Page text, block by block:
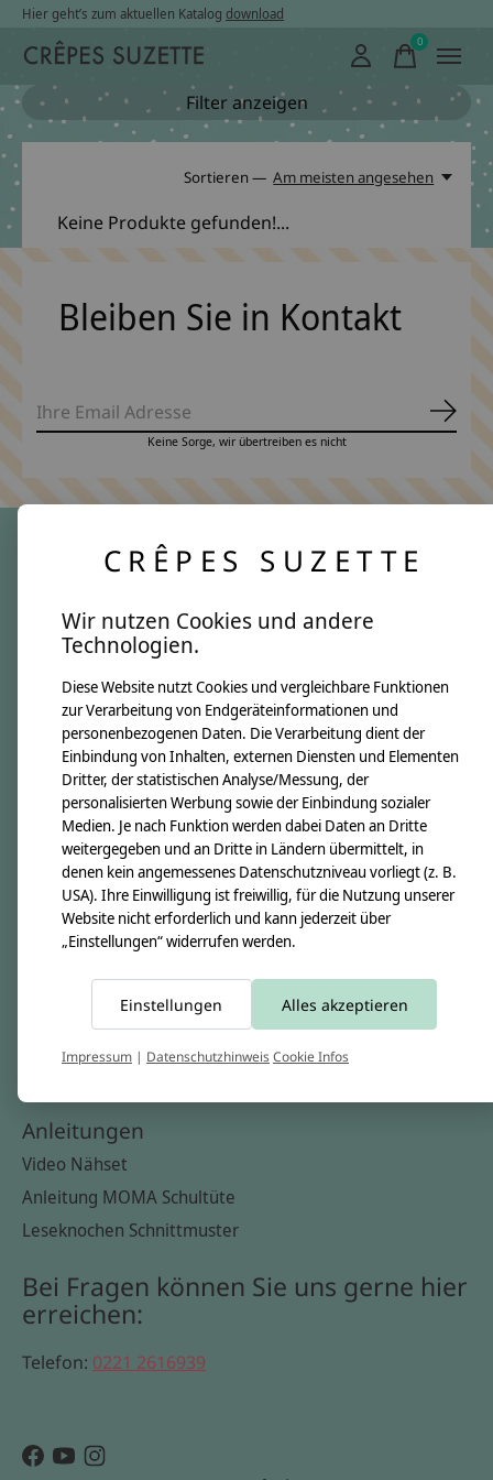
Hier geht’s zum aktuellen Katalog download
0items
Filter anzeigen
Sortieren — Am meisten angesehen
Keine Produkte gefunden!...
Bleiben Sie in Kontakt
Keine Sorge, wir übertreiben es nicht
Über uns
Unsere Creppies
Nähkästchen
Unsere Stoffe
Impressum
Informationen
Kontakt
Versandkosten & Rücksendungen
Zahlungsarten
Widerrufsbelehrung
Anleitungen
Video Nähset
Anleitung MOMA Schultüte
Leseknochen Schnittmuster
Bei Fragen können Sie uns gerne hier
erreichen:
Telefon: 0221 2616939
CRÊPES SUZETTE
Wir nutzen Cookies und andere
Technologien.
Diese Website nutzt Cookies und vergleichbare Funktionen
zur Verarbeitung von Endgeräteinformationen und
personenbezogenen Daten. Die Verarbeitung dient der
Einbindung von Inhalten, externen Diensten und Elementen
Dritter, der statistischen Analyse/Messung, der
personalisierten Werbung sowie der Einbindung sozialer
Medien. Je nach Funktion werden dabei Daten an Dritte
weitergegeben und an Dritte in Ländern übermittelt, in
denen kein angemessenes Datenschutzniveau vorliegt (z. B.
USA). Ihre Einwilligung ist freiwillig, für die Nutzung unserer
Website nicht erforderlich und kann jederzeit über
„Einstellungen“ widerrufen werden.
Einstellungen Alles akzeptieren
Impressum | DatenschutzhinweisCookie Infos